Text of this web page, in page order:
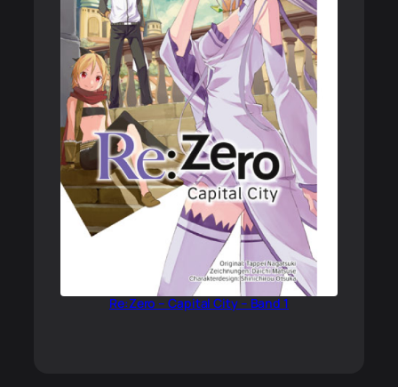
Re:Zero – Capital City – Band 1